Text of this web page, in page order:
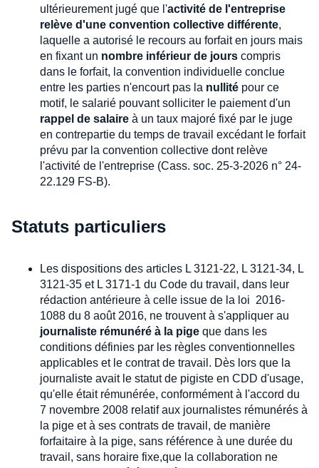
ultérieurement jugé que l'activité de l'entreprise
relève d'une convention collective différente,
laquelle a autorisé le recours au forfait en jours mais
en fixant un nombre inférieur de jours compris
dans le forfait, la convention individuelle conclue
entre les parties n'encourt pas la nullité pour ce
motif, le salarié pouvant solliciter le paiement d'un
rappel de salaire à un taux majoré fixé par le juge
en contrepartie du temps de travail excédant le forfait
prévu par la convention collective dont relève
l'activité de l'entreprise (Cass. soc. 25-3-2026 n° 24-
22.129 FS-B).
Statuts particuliers
Les dispositions des articles L 3121-22, L 3121-34, L
3121-35 et L 3171-1 du Code du travail, dans leur
rédaction antérieure à celle issue de la loi 2016-
1088 du 8 août 2016, ne trouvent à s'appliquer au
journaliste rémunéré à la pige que dans les
conditions définies par les règles conventionnelles
applicables et le contrat de travail. Dès lors que la
journaliste avait le statut de pigiste en CDD d'usage,
qu'elle était rémunérée, conformément à l'accord du
7 novembre 2008 relatif aux journalistes rémunérés à
la pige et à ses contrats de travail, de manière
forfaitaire à la pige, sans référence à une durée du
travail, sans horaire fixe,que la collaboration ne